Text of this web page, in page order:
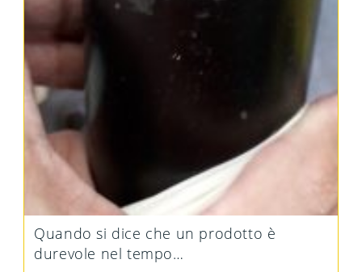
Quando si dice che un prodotto è
durevole nel tempo…